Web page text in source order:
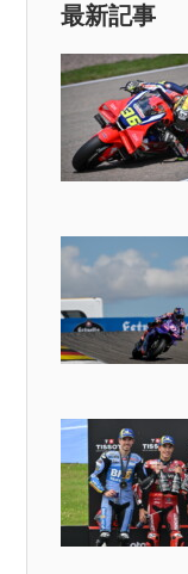
最新記事